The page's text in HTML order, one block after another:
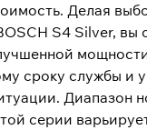
Делая
S4 Silver, вы
сроку службы и
Диапазон
серии